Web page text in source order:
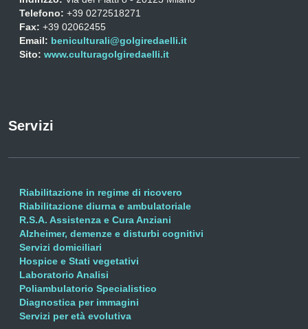
Telefono: +39 0272518271
Fax: +39 02062455
Email: beniculturali@golgiredaelli.it
Sito: www.culturagolgiredaelli.it
Servizi
Riabilitazione in regime di ricovero
Riabilitazione diurna e ambulatoriale
R.S.A. Assistenza e Cura Anziani
Alzheimer, demenze e disturbi cognitivi
Servizi domiciliari
Hospice e Stati vegetativi
Laboratorio Analisi
Poliambulatorio Specialistico
Diagnostica per immagini
Servizi per età evolutiva